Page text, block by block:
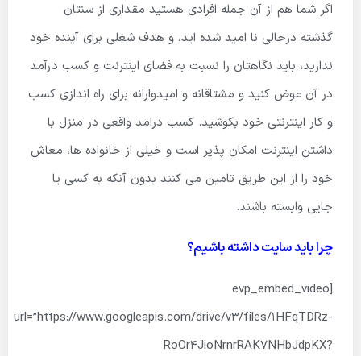
اگر شما هم از آن جمله افرادی هستید مقداری از سنتان
گذشته درحالی نا امید شده اید، و هدف شغلی برای آینده خود
ندارید، باید نگاهتان را نسبت به فضای اینترنت و کسب درآمد
در آن عوض کنید و مشتاقانه و امیدوارانه برای راه اندازی کسب
و کار اینترنتی خود بکوشید. کسب درامد واقعی در منزل با
داشتن اینترنت امکان پذیر است و خیلی از خانواده ها، معاش
خود را از این طریق تامین می کنند بدون آنکه به کسی یا
جایی وابسته باشند.
چرا باید سایت داشته باشیم؟
[evp_embed_video
url=”https://www.googleapis.com/drive/v3/files/1HFqTDRz-
RoOr4JioNrnrRAK7NHbJdpKX?